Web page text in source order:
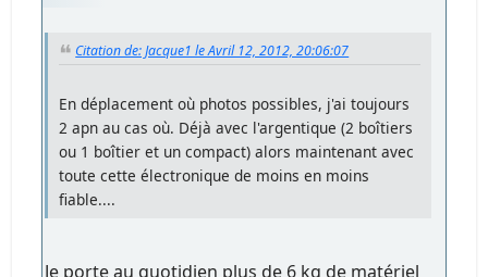
Citation de: Jacque1 le Avril 12, 2012, 20:06:07
En déplacement où photos possibles, j'ai toujours
2 apn au cas où. Déjà avec l'argentique (2 boîtiers
ou 1 boîtier et un compact) alors maintenant avec
toute cette électronique de moins en moins
fiable....
Je porte au quotidien plus de 6 kg de matériel